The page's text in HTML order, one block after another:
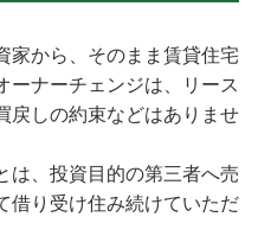
家から、そのまま賃貸住宅
ーナーチェンジは、リース
戻しの約束などはありませ
は、投資目的の第三者へ売
借り受け住み続けていただ